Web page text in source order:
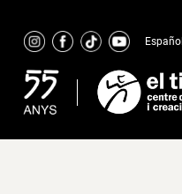
content
Español